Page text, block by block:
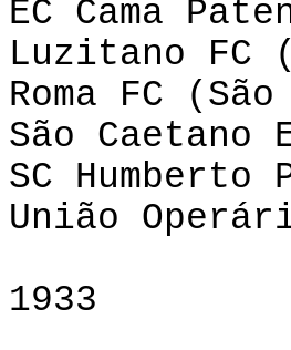
EC Cama
Luzitano FC
Roma FC
São Caetano
SC
União
1933